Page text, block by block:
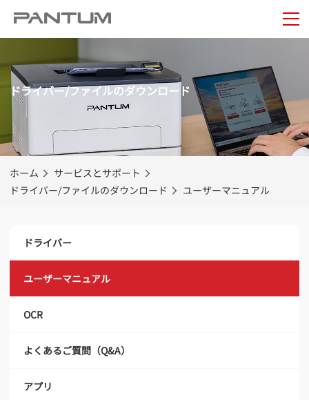
ドライバー/ファイルのダウンロード
ホーム
サービスとサポート
ドライバー/ファイルのダウンロード
ユーザーマニュアル
ドライバー
ユーザーマニュアル
OCR
よくあるご質問（Q&A）
アプリ